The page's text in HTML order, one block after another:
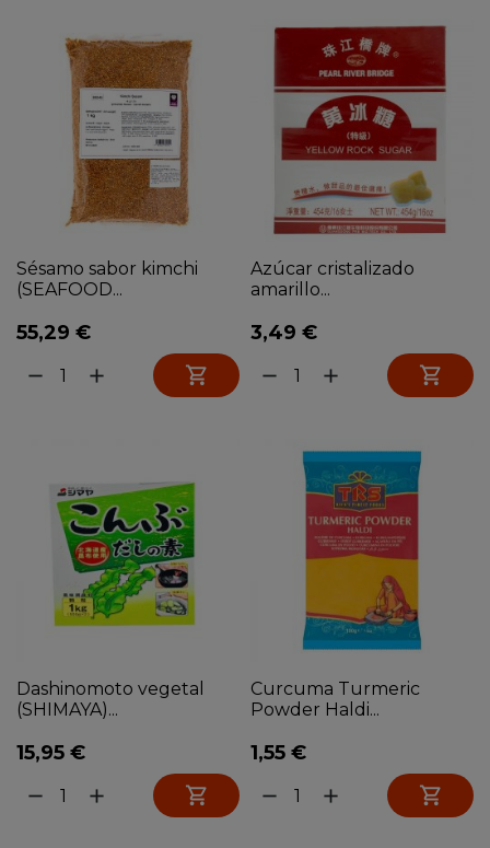
Sésamo sabor kimchi
(SEAFOOD...
55,29 €
remove add 
Azúcar cristalizado
amarillo...
3,49 €
remove add 
Dashinomoto vegetal
(SHIMAYA)...
15,95 €
remove add 
Curcuma Turmeric
Powder Haldi...
1,55 €
remove add 